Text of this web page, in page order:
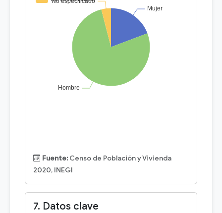
Fuente: Censo de Población y Vivienda
2020, INEGI
7. Datos clave